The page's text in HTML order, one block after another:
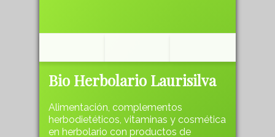
Bio Herbolario Laurisilva
Alimentación, complementos
herbodietéticos, vitaminas y cosmética
en herbolario con productos de